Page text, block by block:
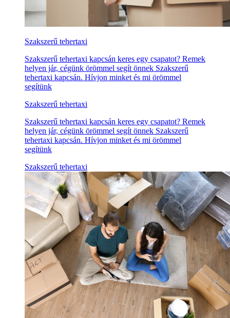
Szakszerű tehertaxi
Szakszerű tehertaxi kapcsán keres egy csapatot? Remek
helyen jár, cégünk örömmel segít önnek Szakszerű
tehertaxi kapcsán. Hívjon minket és mi örömmel
segítünk
Szakszerű tehertaxi
Szakszerű tehertaxi kapcsán keres egy csapatot? Remek
helyen jár, cégünk örömmel segít önnek Szakszerű
tehertaxi kapcsán. Hívjon minket és mi örömmel
segítünk
Szakszerű tehertaxi